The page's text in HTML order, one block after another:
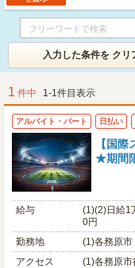
入力した条件を クリ
1 件中 1-1件目表示
アルバイト・パート 日払い
【国
★期間
給与
(1)(2)日給
0円
勤務地
(1)各務原
アクセス
(1)各務原市